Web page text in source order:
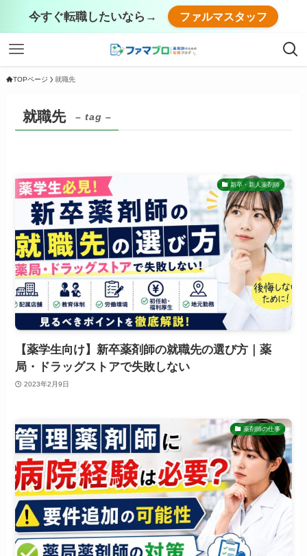
今すぐ転職したいなら→ ファルマスタッフ
TOPページ 就職先
就職先 – tag –
新卒・新人薬剤師
【薬学生向け】新卒薬剤師の就職先の選び方｜薬
局・ドラッグストアで失敗しない
2023年2月9日
薬剤師の仕事